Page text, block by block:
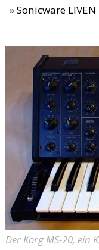
Sonicware
Der Korg MS-20, ein